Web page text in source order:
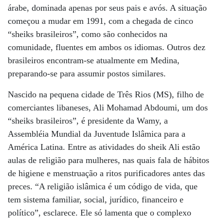
árabe, dominada apenas por seus pais e avós. A situação
começou a mudar em 1991, com a chegada de cinco
“sheiks brasileiros”, como são conhecidos na
comunidade, fluentes em ambos os idiomas. Outros dez
brasileiros encontram-se atualmente em Medina,
preparando-se para assumir postos similares.
Nascido na pequena cidade de Três Rios (MS), filho de
comerciantes libaneses, Ali Mohamad Abdoumi, um dos
“sheiks brasileiros”, é presidente da Wamy, a
Assembléia Mundial da Juventude Islâmica para a
América Latina. Entre as atividades do sheik Ali estão
aulas de religião para mulheres, nas quais fala de hábitos
de higiene e menstruação a ritos purificadores antes das
preces. “A religião islâmica é um código de vida, que
tem sistema familiar, social, jurídico, financeiro e
político”, esclarece. Ele só lamenta que o complexo